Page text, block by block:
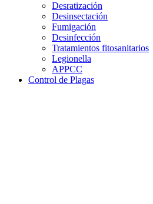
Desratización
Desinsectación
Fumigación
Desinfección
Tratamientos fitosanitarios
Legionella
APPCC
Control de Plagas